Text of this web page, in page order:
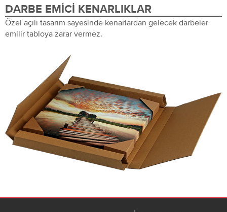
DARBE EMICI KENARLIKLAR
Özel açılı tasarım sayesinde kenarlardan gelecek darbeler
emilir tabloya zarar vermez.